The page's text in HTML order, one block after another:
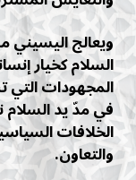
ويعالج
السلام كخيار
المجهودات التي
في مدّ يد السلام
الخلافات
والتعاون.